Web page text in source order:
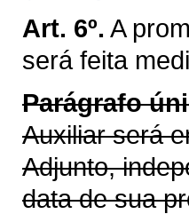
Art. 6º. A
será feita
Parágrafo
Auxiliar será
Adjunto,
data de sua